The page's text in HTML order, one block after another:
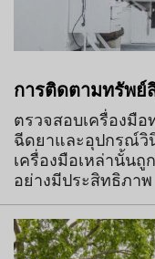
การติดตามทรัพย์
ตรวจสอบเครื่องมื
ฉีดยาและอุปกรณ์วิ
เครื่องมือเหล่านั้นถู
อย่างมีประสิทธิภาพ